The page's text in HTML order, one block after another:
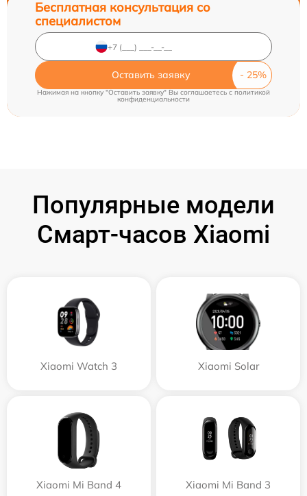
Бесплатная консультация со
специалистом
Оставить заявку
Нажимая на кнопку "Оставить заявку" Вы соглашаетесь cполитикой
конфиденциальности
Популярные модели
Смарт-часов Xiaomi
Xiaomi Watch 3 Xiaomi Solar
Xiaomi Mi Band 4 Xiaomi Mi Band 3